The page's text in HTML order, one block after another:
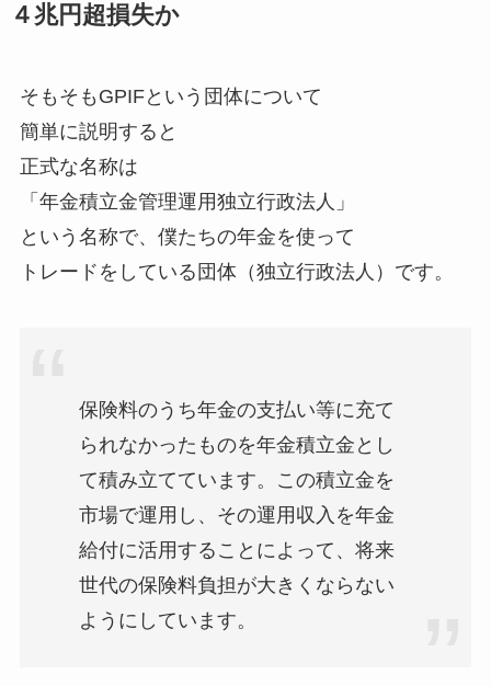
４兆円超損失か
そもそもGPIFという団体について
簡単に説明すると
正式な名称は
「年金積立金管理運用独立行政法人」
という名称で、僕たちの年金を使って
トレードをしている団体（独立行政法人）です。
保険料のうち年金の支払い等に充て
られなかったものを年金積立金とし
て積み立てています。この積立金を
市場で運用し、その運用収入を年金
給付に活用することによって、将来
世代の保険料負担が大きくならない
ようにしています。